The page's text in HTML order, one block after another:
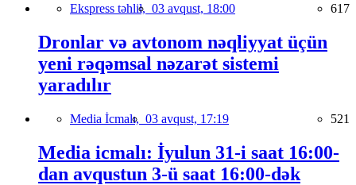
Ekspress təhlil, 03 avqust, 18:00 617
Dronlar və avtonom nəqliyyat üçün
yeni rəqəmsal nəzarət sistemi
yaradılır
Media İcmalı, 03 avqust, 17:19 521
Media icmalı: İyulun 31-i saat 16:00-
dan avqustun 3-ü saat 16:00-dək